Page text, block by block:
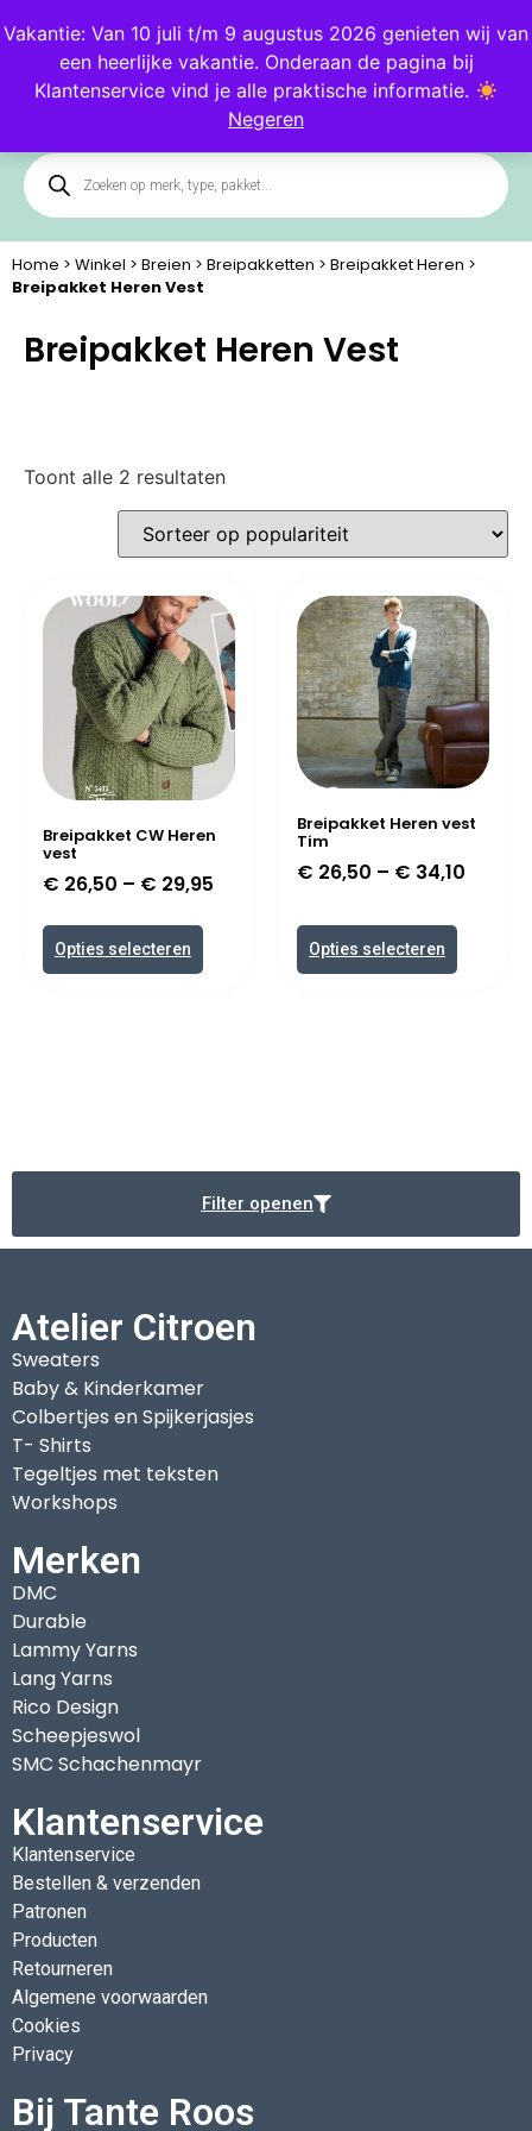
Vakantie: Van 10 juli t/m 9 augustus 2026 genieten wij van
een heerlijke vakantie. Onderaan de pagina bij
Klantenservice vind je alle praktische informatie.
Negeren
BlogKlantenservice
Home > Winkel > Breien > Breipakketten > Breipakket Heren >
Breipakket Heren Vest
Breipakket Heren Vest
Toont alle 2 resultaten
Breipakket CW Heren
vest
€ 26,50 – € 29,95
Opties selecteren
Breipakket Heren vest
Tim
€ 26,50 – € 34,10
Opties selecteren
Filter openen
Atelier Citroen
Sweaters
Baby & Kinderkamer
Colbertjes en Spijkerjasjes
T- Shirts
Tegeltjes met teksten
Workshops
Merken
DMC
Durable
Lammy Yarns
Lang Yarns
Rico Design
Scheepjeswol
SMC Schachenmayr
Klantenservice
Klantenservice
Bestellen & verzenden
Patronen
Producten
Retourneren
Algemene voorwaarden
Cookies
Privacy
Bij Tante Roos